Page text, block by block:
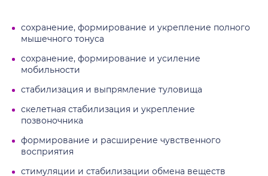
сохранение, формирование и укрепление полного
мышечного тонуса
сохранение, формирование и усиление
мобильности
стабилизация и выпрямление туловища
скелетная стабилизация и укрепление
позвоночника
формирование и расширение чувственного
восприятия
стимуляции и стабилизации обмена веществ